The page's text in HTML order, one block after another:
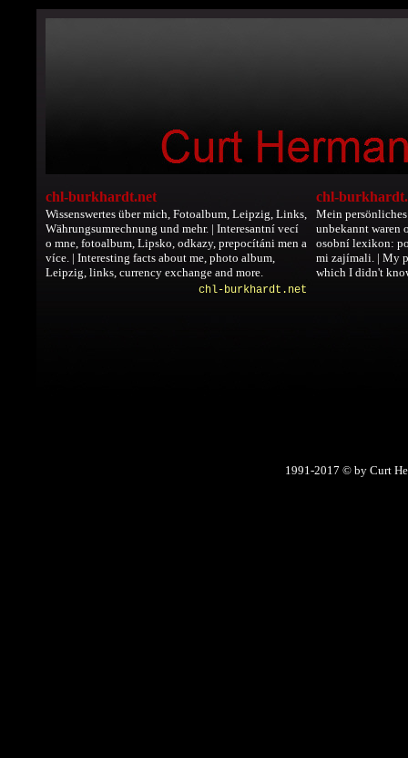
chl-burkhardt.net
Wissenswertes über mich, Fotoalbum, Leipzig, Links,
Währungsumrechnung und mehr. | Interesantní vecí
o mne, fotoalbum, Lipsko, odkazy, prepocítáni men a
více. | Interesting facts about me, photo album,
Leipzig, links, currency exchange and more.
chl-burkhardt.net
chl-
Mein
unbekannt waren
osobní lexikon:
mi zajímali. | My
which I didn't
1991-2017 © by Curt